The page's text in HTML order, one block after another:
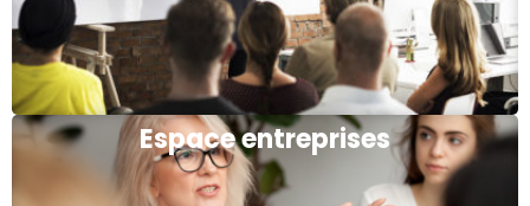
Espace entreprises